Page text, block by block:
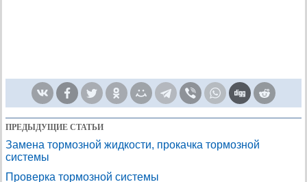
ПРЕДЫДУЩИЕ СТАТЬИ
Замена тормозной жидкости, прокачка тормозной
системы
Проверка тормозной системы